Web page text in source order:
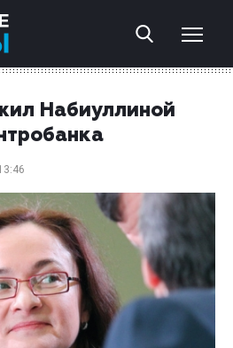
Набиуллиной